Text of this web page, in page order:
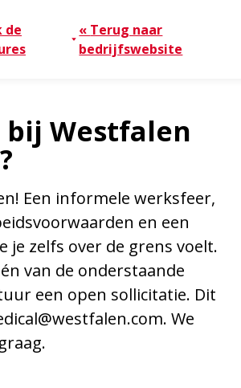
de
« Terug naar
bedrijfswebsite
Westfalen
Een informele werksfeer,
en een
je zelfs over de grens voelt.
van de onderstaande
een open sollicitatie. Dit
. We